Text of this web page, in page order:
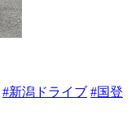
#新潟ドライブ #国登